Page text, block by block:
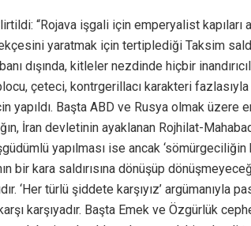
“Rojava işgali için emperyalist kapıları
yaratmak için tertiplediği Taksim
dışında, kitleler nezdinde hiçbir
çeteci, kontrgerillacı karakteri fazlasıyla
yapıldı. Başta ABD ve Rusya olmak üzere
İran devletinin ayaklanan Rojhilat-
yapılması ise ancak
bir kara saldırısına dönüşüp
‘Her türlü şiddete karşıyız’
karşıyadır. Başta Emek ve Özgürlük